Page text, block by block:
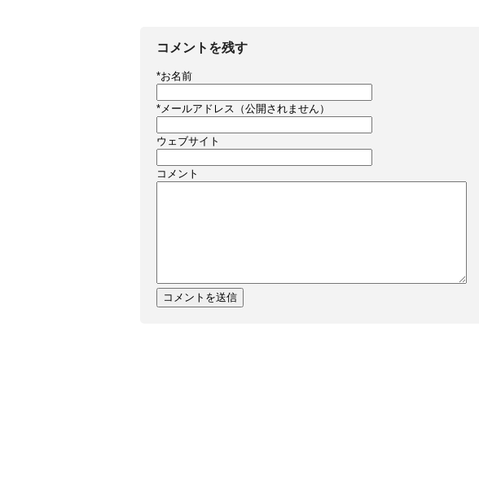
コメントを残す
*お名前
*メールアドレス（公開されません）
ウェブサイト
コメント